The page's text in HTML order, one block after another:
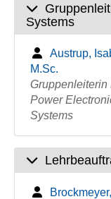
Systems
Austrup,
M.Sc.
Power
Systems